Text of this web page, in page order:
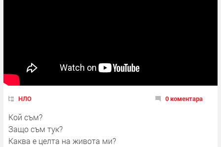
НЛО 0 коментара
Кой съм?
Защо съм тук?
Каква е целта на живота ми?